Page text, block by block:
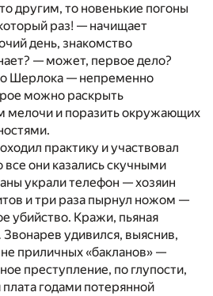
другим, то новенькие погоны
раз! — начищает
день, знакомство
— может, первое дело?
Шерлока — непременно
можно раскрыть
мелочи и поразить окружающих
практику и участвовал
они казались скучными
украли телефон — хозяин
и три раза пырнул ножом —
убийство. Кражи, пьяная
удивился, выяснив,
приличных «бакланов» —
преступление, по глупости,
годами потерянной